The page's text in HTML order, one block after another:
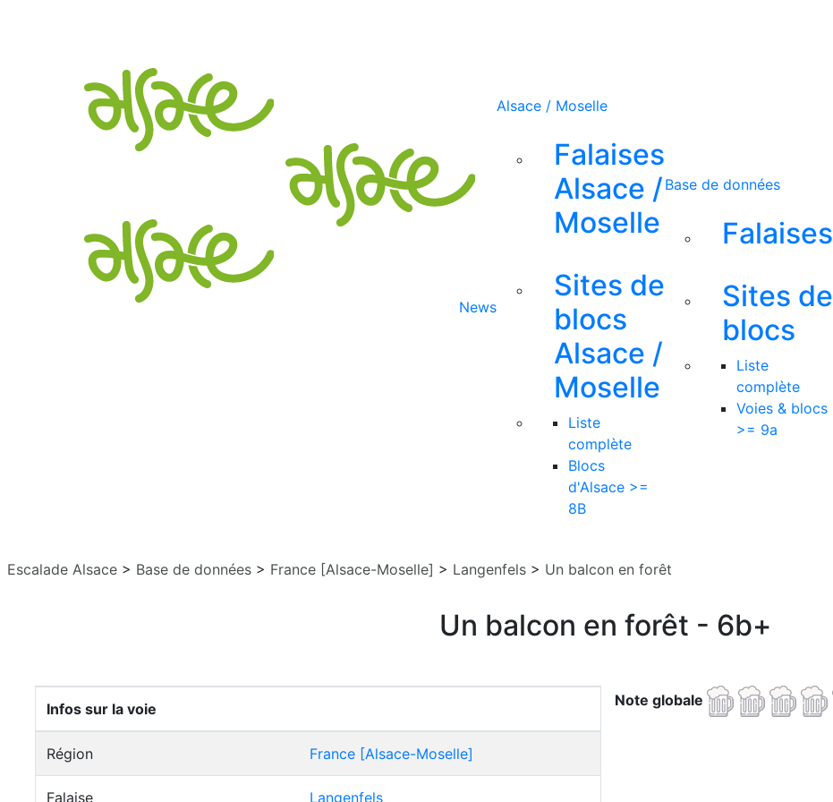
News
Alsace / Moselle
Falaises
Alsace /
Moselle
Sites de
blocs
Alsace /
Moselle
Liste
complète
Blocs
d'Alsace >=
8B
Base de données
Falaises
Sites de
blocs
Liste
complète
Voies & blocs
>= 9a
Escalade Alsace > Base de données > France [Alsace-Moselle] > Langenfels > Un balcon en forêt
Un balcon en forêt - 6b+
Infos sur la voie
Région France [Alsace-Moselle]
Falaise Langenfels
Note globale